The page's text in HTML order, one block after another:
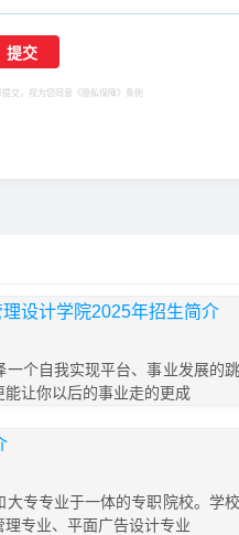
提交，视为您同意 《隐私保障》 条例
设计学院2025年招生简介
个自我实现平台、事业发展的
让你以后的事业走的更成
专专业于一体的专职院校。学
专业、平面广告设计专业